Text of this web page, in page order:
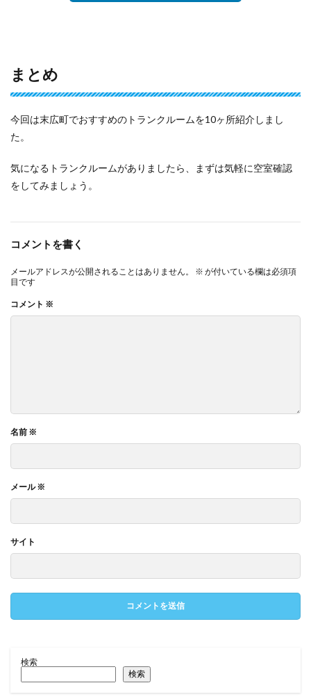
まとめ
今回は末広町でおすすめのトランクルームを10ヶ所紹介しまし
た。
気になるトランクルームがありましたら、まずは気軽に空室確認
をしてみましょう。
コメントを書く
メールアドレスが公開されることはありません。 ※ が付いている欄は必須項
目です
コメント ※
名前 ※
メール※
サイト
検索
検索